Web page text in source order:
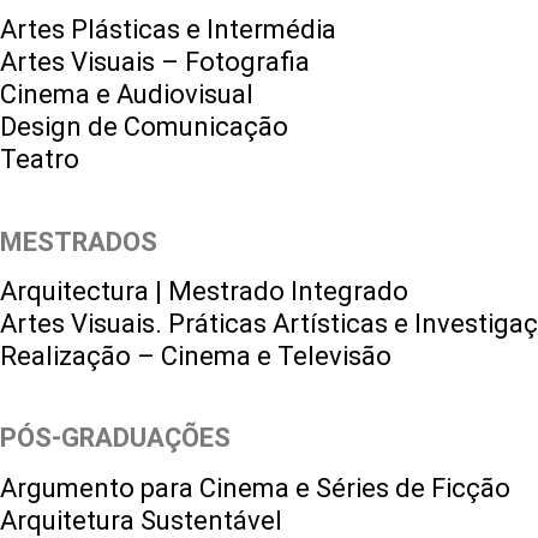
Artes Plásticas e Intermédia
Artes Visuais – Fotografia
Cinema e Audiovisual
Design de Comunicação
Teatro
MESTRADOS
Arquitectura | Mestrado Integrado
Artes Visuais. Práticas Artísticas e
Realização – Cinema e Televisão
PÓS-GRADUAÇÕES
Argumento para Cinema e Séries de Ficção
Arquitetura Sustentável